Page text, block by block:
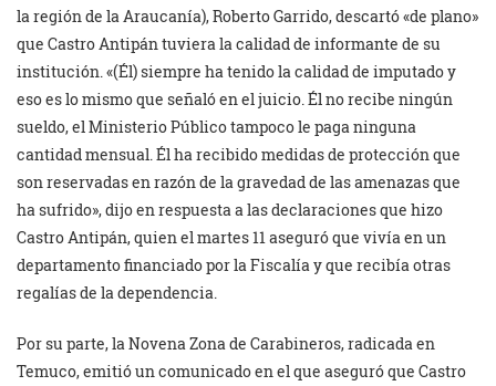
la región de la Araucanía), Roberto Garrido, descartó «de plano»
que Castro Antipán tuviera la calidad de informante de su
institución. «(Él) siempre ha tenido la calidad de imputado y
eso es lo mismo que señaló en el juicio. Él no recibe ningún
sueldo, el Ministerio Público tampoco le paga ninguna
cantidad mensual. Él ha recibido medidas de protección que
son reservadas en razón de la gravedad de las amenazas que
ha sufrido», dijo en respuesta a las declaraciones que hizo
Castro Antipán, quien el martes 11 aseguró que vivía en un
departamento financiado por la Fiscalía y que recibía otras
regalías de la dependencia.
Por su parte, la Novena Zona de Carabineros, radicada en
Temuco, emitió un comunicado en el que aseguró que Castro